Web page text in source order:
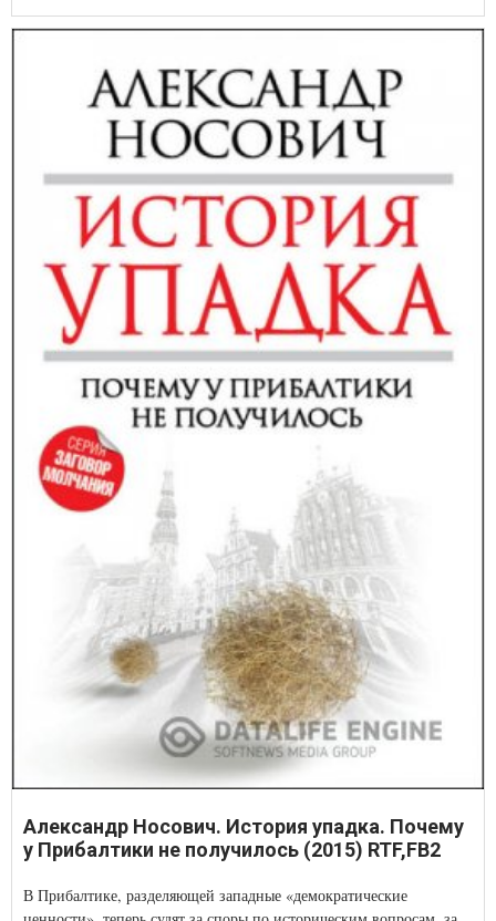
Александр Носович. История упадка. Почему
у Прибалтики не получилось (2015) RTF,FB2
В Прибалтике, разделяющей западные «демократические